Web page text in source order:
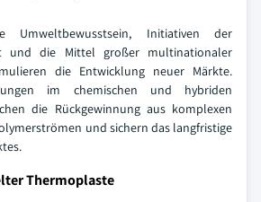
Umweltbewusstsein, Initiativen der
und die Mittel großer multinationaler
die Entwicklung neuer Märkte.
im chemischen und hybriden
die Rückgewinnung aus komplexen
und sichern das langfristige
Thermoplaste